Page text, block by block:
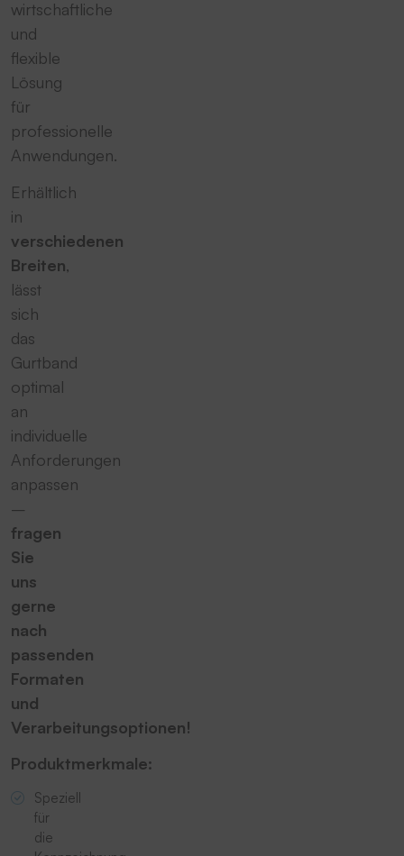
wirtschaftliche
und
flexible
Lösung
für
professionelle
Anwendungen.
Erhältlich
in
verschiedenen
Breiten,
lässt
sich
das
Gurtband
optimal
an
individuelle
Anforderungen
anpassen
–
fragen
Sie
uns
gerne
nach
passenden
Formaten
und
Verarbeitungsoptionen!
Produktmerkmale:
Speziell
für
die